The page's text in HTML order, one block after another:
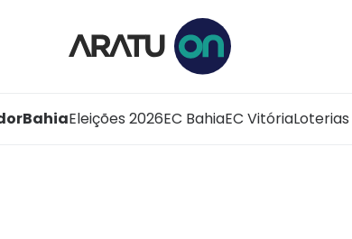
BahiaEleições 2026EC BahiaEC VitóriaLoterias